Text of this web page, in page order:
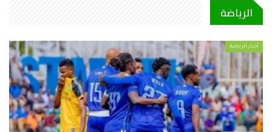
الرياضة
أخبار الرياضة